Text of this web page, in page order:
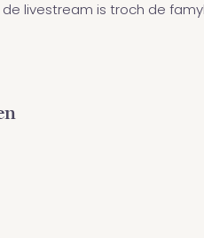
livestream is troch de